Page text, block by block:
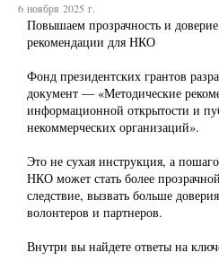
6 ноября 2025 г.
Повышаем прозрачность и
рекомендации для НКО
Фонд президентских грантов
документ — «Методические
информационной открытости и
некоммерческих организаций».
Это не сухая инструкция, а
НКО может стать более
следствие, вызвать больше
волонтеров и партнеров.
Внутри вы найдете ответы на